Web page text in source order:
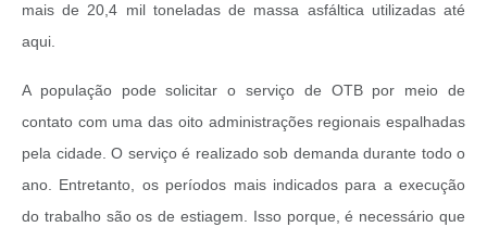
mais de 20,4 mil toneladas de massa asfáltica utilizadas até
aqui.
A população pode solicitar o serviço de OTB por meio de
contato com uma das oito administrações regionais espalhadas
pela cidade. O serviço é realizado sob demanda durante todo o
ano. Entretanto, os períodos mais indicados para a execução
do trabalho são os de estiagem. Isso porque, é necessário que